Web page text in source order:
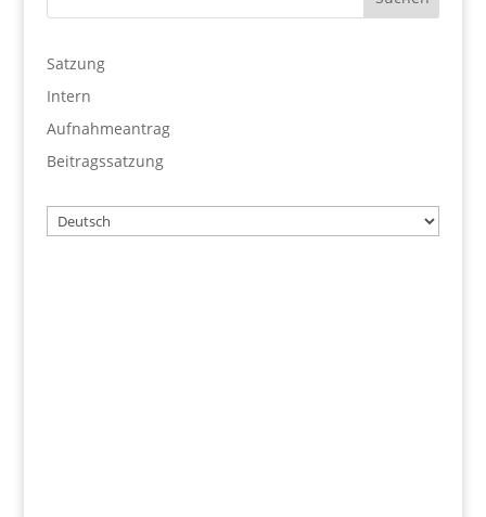
Satzung
Intern
Aufnahmeantrag
Beitragssatzung
Wählen
Sie